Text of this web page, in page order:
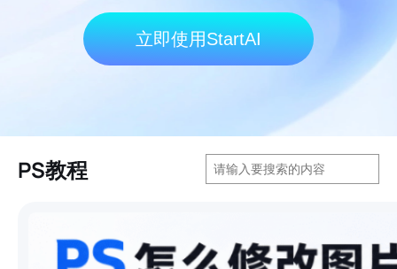
立即使用StartAI
PS教程
搜
索